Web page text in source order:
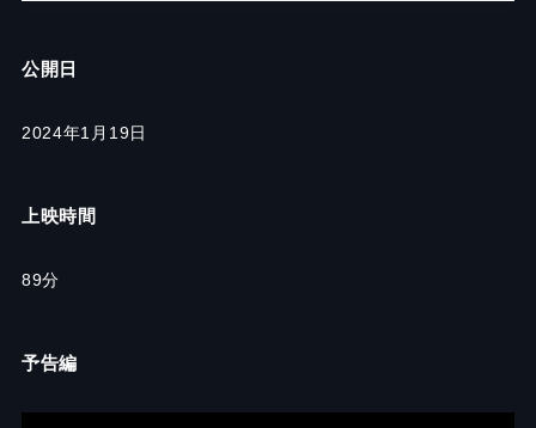
公開日
2024年1月19日
上映時間
89分
予告編